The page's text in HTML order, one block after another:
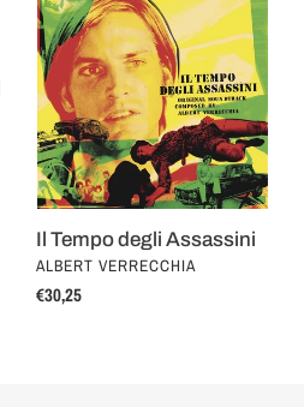
Tempo
degli
Assassini
Il Tempo degli Assassini
VENDOR
ALBERT VERRECCHIA
Regular
€30,25